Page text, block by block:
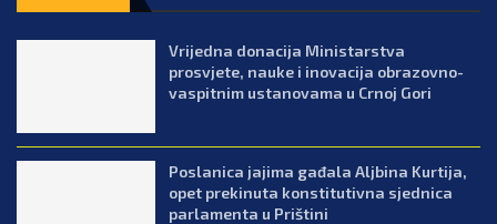
Vrijedna donacija Ministarstva
prosvjete, nauke i inovacija obrazovno-
vaspitnim ustanovama u Crnoj Gori
Poslanica jajima gađala Aljbina Kurtija,
opet prekinuta konstitutivna sjednica
parlamenta u Prištini